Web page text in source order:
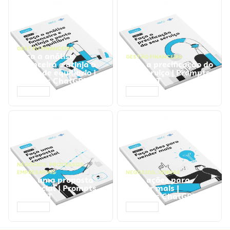
GESTÃO FINANCEIRA
Faça a análise
financeira e atinja o
ponto de equilíbrio |
Prompts ChatGPT
GESTÃO FINANCEIRA
Faça a precificação do
seu serviço | Prompts
ChatGPT
NEGÓCIOS, PROCESSOS
EMPRESARIAIS
Faça uma proposta
comercial | Prompts
ChatGPT
NEGÓCIOS, VENDAS
Faça ações para
vender mais |
Prompts ChatGPT